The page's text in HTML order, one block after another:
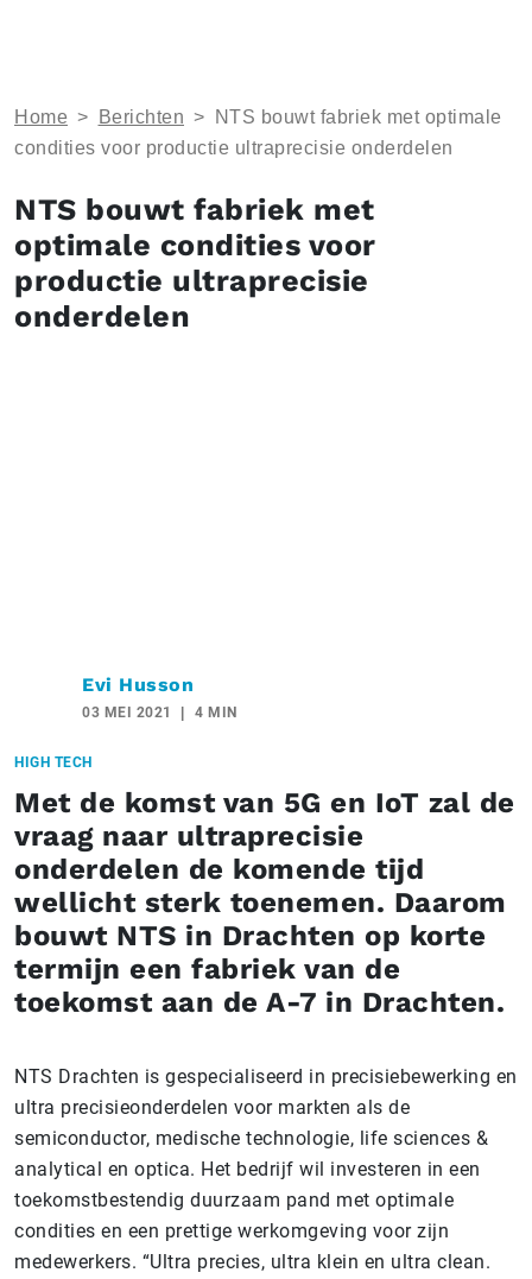
Home > Berichten >
NTS bouwt fabriek met optimale
condities voor productie ultraprecisie onderdelen
NTS bouwt fabriek met
optimale condities voor
productie ultraprecisie
onderdelen
Evi Husson
03 MEI 2021 4 MIN
HIGH TECH
Met de komst van 5G en IoT zal de
vraag naar ultraprecisie
onderdelen de komende tijd
wellicht sterk toenemen. Daarom
bouwt NTS in Drachten op korte
termijn een fabriek van de
toekomst aan de A-7 in Drachten.
NTS Drachten is gespecialiseerd in precisiebewerking en
ultra precisieonderdelen voor markten als de
semiconductor, medische technologie, life sciences &
analytical en optica. Het bedrijf wil investeren in een
toekomstbestendig duurzaam pand met optimale
condities en een prettige werkomgeving voor zijn
medewerkers. “Ultra precies, ultra klein en ultra clean.